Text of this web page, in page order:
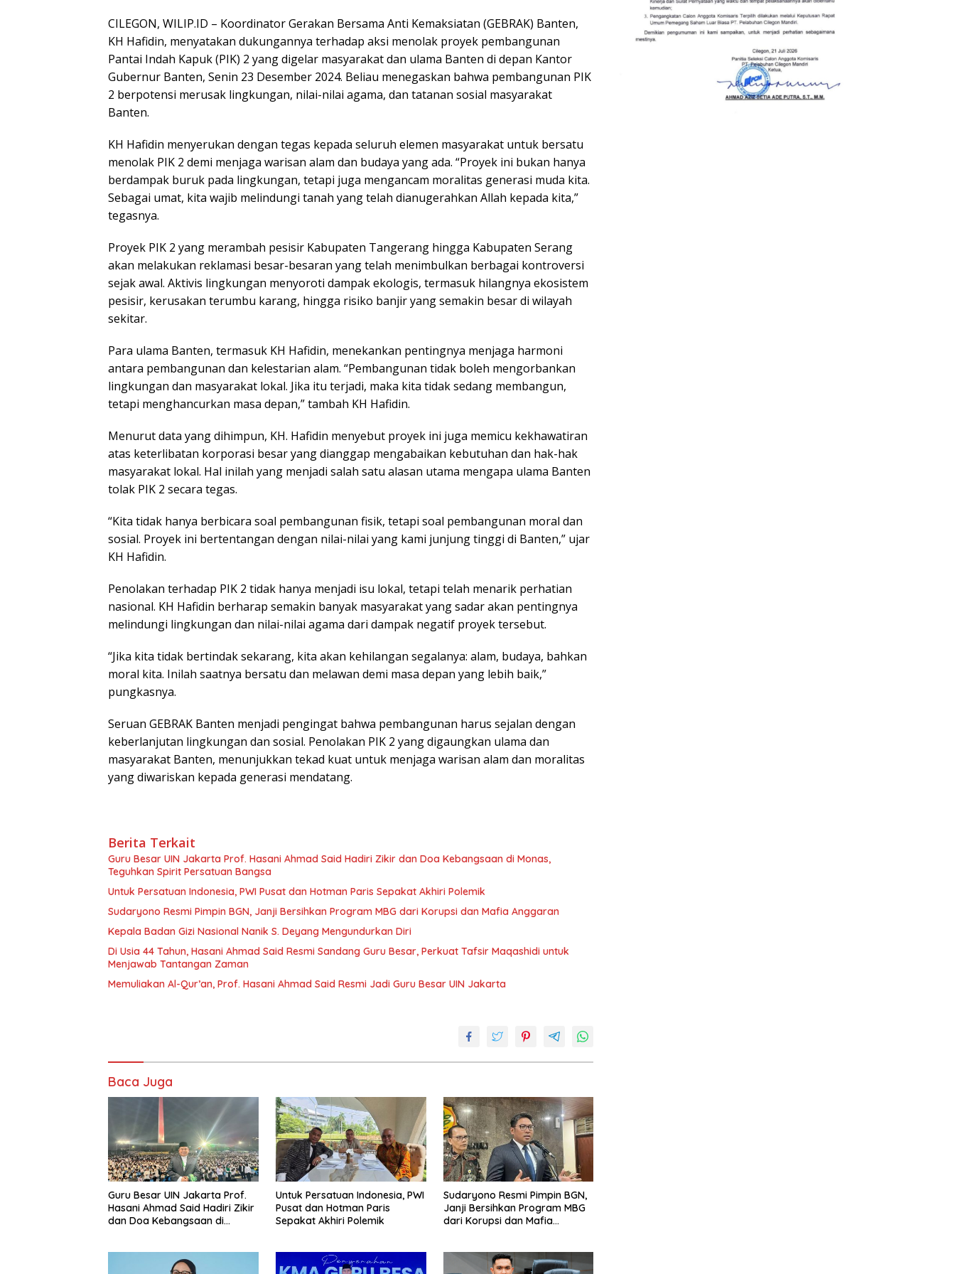
CILEGON, WILIP.ID – Koordinator Gerakan Bersama Anti Kemaksiatan (GEBRAK) Banten,
KH Hafidin, menyatakan dukungannya terhadap aksi menolak proyek pembangunan
Pantai Indah Kapuk (PIK) 2 yang digelar masyarakat dan ulama Banten di depan Kantor
Gubernur Banten, Senin 23 Desember 2024. Beliau menegaskan bahwa pembangunan PIK
2 berpotensi merusak lingkungan, nilai-nilai agama, dan tatanan sosial masyarakat
Banten.
KH Hafidin menyerukan dengan tegas kepada seluruh elemen masyarakat untuk bersatu
menolak PIK 2 demi menjaga warisan alam dan budaya yang ada. “Proyek ini bukan hanya
berdampak buruk pada lingkungan, tetapi juga mengancam moralitas generasi muda kita.
Sebagai umat, kita wajib melindungi tanah yang telah dianugerahkan Allah kepada kita,”
tegasnya.
Proyek PIK 2 yang merambah pesisir Kabupaten Tangerang hingga Kabupaten Serang
akan melakukan reklamasi besar-besaran yang telah menimbulkan berbagai kontroversi
sejak awal. Aktivis lingkungan menyoroti dampak ekologis, termasuk hilangnya ekosistem
pesisir, kerusakan terumbu karang, hingga risiko banjir yang semakin besar di wilayah
sekitar.
Para ulama Banten, termasuk KH Hafidin, menekankan pentingnya menjaga harmoni
antara pembangunan dan kelestarian alam. “Pembangunan tidak boleh mengorbankan
lingkungan dan masyarakat lokal. Jika itu terjadi, maka kita tidak sedang membangun,
tetapi menghancurkan masa depan,” tambah KH Hafidin.
Menurut data yang dihimpun, KH. Hafidin menyebut proyek ini juga memicu kekhawatiran
atas keterlibatan korporasi besar yang dianggap mengabaikan kebutuhan dan hak-hak
masyarakat lokal. Hal inilah yang menjadi salah satu alasan utama mengapa ulama Banten
tolak PIK 2 secara tegas.
“Kita tidak hanya berbicara soal pembangunan fisik, tetapi soal pembangunan moral dan
sosial. Proyek ini bertentangan dengan nilai-nilai yang kami junjung tinggi di Banten,” ujar
KH Hafidin.
Penolakan terhadap PIK 2 tidak hanya menjadi isu lokal, tetapi telah menarik perhatian
nasional. KH Hafidin berharap semakin banyak masyarakat yang sadar akan pentingnya
melindungi lingkungan dan nilai-nilai agama dari dampak negatif proyek tersebut.
“Jika kita tidak bertindak sekarang, kita akan kehilangan segalanya: alam, budaya, bahkan
moral kita. Inilah saatnya bersatu dan melawan demi masa depan yang lebih baik,”
pungkasnya.
Seruan GEBRAK Banten menjadi pengingat bahwa pembangunan harus sejalan dengan
keberlanjutan lingkungan dan sosial. Penolakan PIK 2 yang digaungkan ulama dan
masyarakat Banten, menunjukkan tekad kuat untuk menjaga warisan alam dan moralitas
yang diwariskan kepada generasi mendatang.
Berita Terkait
Guru Besar UIN Jakarta Prof. Hasani Ahmad Said Hadiri Zikir dan Doa Kebangsaan di Monas,
Teguhkan Spirit Persatuan Bangsa
Untuk Persatuan Indonesia, PWI Pusat dan Hotman Paris Sepakat Akhiri Polemik
Sudaryono Resmi Pimpin BGN, Janji Bersihkan Program MBG dari Korupsi dan Mafia Anggaran
Kepala Badan Gizi Nasional Nanik S. Deyang Mengundurkan Diri
Di Usia 44 Tahun, Hasani Ahmad Said Resmi Sandang Guru Besar, Perkuat Tafsir Maqashidi untuk
Menjawab Tantangan Zaman
Memuliakan Al-Qur’an, Prof. Hasani Ahmad Said Resmi Jadi Guru Besar UIN Jakarta
Baca Juga
Guru Besar UIN Jakarta Prof.
Hasani Ahmad Said Hadiri Zikir
dan Doa Kebangsaan di
Untuk Persatuan Indonesia, PWI
Pusat dan Hotman Paris
Sepakat Akhiri Polemik
Sudaryono Resmi Pimpin BGN,
Janji Bersihkan Program MBG
dari Korupsi dan Mafia